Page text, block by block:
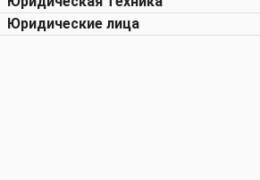
Юридические лица